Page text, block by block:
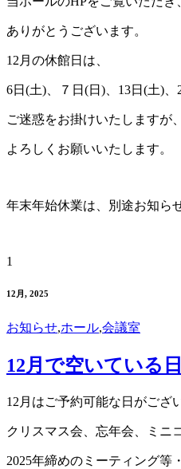
ありがとうございます。
12月の休館日は、
6日(土)、７日(日)、13日(土)
ご迷惑をお掛けいたしますが、
よろしくお願いいたします。
年末年始休業は、別途お知ら
1
12月, 2025
お知らせ,ホール,会議室
12月で空いている
12月はご予約可能な日がござ
クリスマス会、忘年会、ミニ
2025年締めのミーティング等